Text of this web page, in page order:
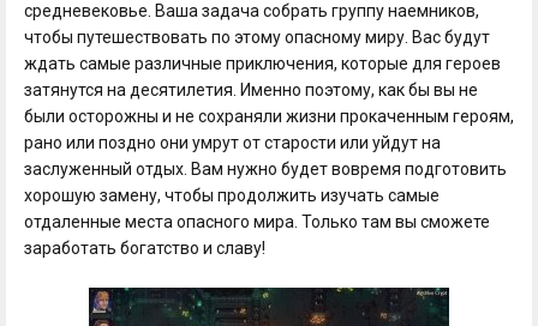
средневековье. Ваша задача собрать группу наемников,
чтобы путешествовать по этому опасному миру. Вас будут
ждать самые различные приключения, которые для героев
затянутся на десятилетия. Именно поэтому, как бы вы не
были осторожны и не сохраняли жизни прокаченным героям,
рано или поздно они умрут от старости или уйдут на
заслуженный отдых. Вам нужно будет вовремя подготовить
хорошую замену, чтобы продолжить изучать самые
отдаленные места опасного мира. Только там вы сможете
заработать богатство и славу!